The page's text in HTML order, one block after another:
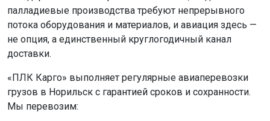
палладиевые производства требуют непрерывного
потока оборудования и материалов, и авиация здесь —
не опция, а единственный круглогодичный канал
доставки.
«ПЛК Карго» выполняет регулярные авиаперевозки
грузов в Норильск с гарантией сроков и сохранности.
Мы перевозим: